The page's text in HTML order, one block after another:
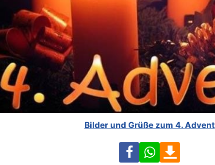
Bilder und Grüße zum 4. Advent
FacebookWhatsApp